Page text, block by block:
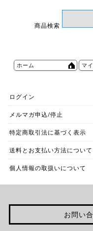
商品検索
ホーム マ
ログイン
メルマガ申込/停止
特定商取引法に基づく表示
送料とお支払い方法について
個人情報の取扱いについて
お問い